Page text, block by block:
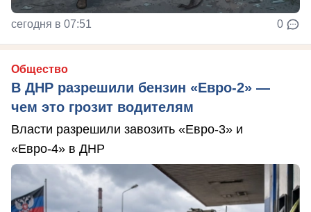
сегодня в 07:51 0
Общество
В ДНР разрешили бензин «Евро-2» —
чем это грозит водителям
Власти разрешили завозить «Евро-3» и
«Евро-4» в ДНР